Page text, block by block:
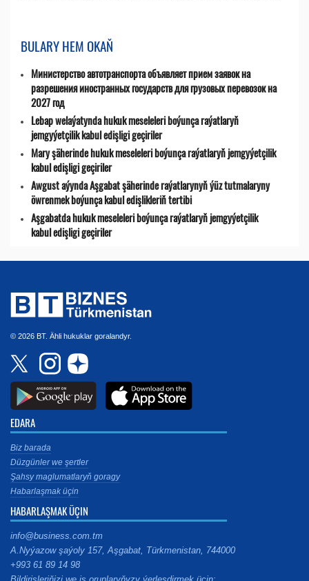
BULARY HEM OKAŇ
Министерство автотранспорта объявляет прием заявок на
разрешения иностранных государств для грузовых перевозок на
2027 год
Lebap welaýatynda hukuk meseleleri boýunça raýatlaryň
jemgyýetçilik kabul edişligi geçiriler
Mary şäherinde hukuk meseleleri boýunça raýatlaryň jemgyýetçilik
kabul edişligi geçiriler
Awgust aýynda Aşgabat şäherinde raýatlarynyň ýüz tutmalaryny
öwrenmek boýunça kabul edişlikleriň tertibi
Aşgabatda hukuk meseleleri boýunça raýatlaryň jemgyýetçilik
kabul edişligi geçiriler
© 2026 BT. Ähli hukuklar goralandyr.
EDARA
Biz barada
Düzgünler we şertler
Şahsy maglumatlaryň goragy
Habarlaşmak üçin
HABARLAŞMAK ÜÇIN
info@business.com.tm
A.Nyýazow şaýoly 157, Aşgabat, Türkmenistan, 744000
+993 61 89 14 98